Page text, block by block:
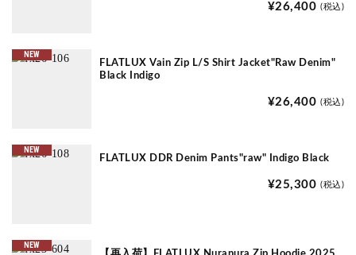
¥26,400 (税込)
NEW
FLATLUX Vain Zip L/S Shirt Jacket"Raw Denim"
Black Indigo
¥26,400 (税込)
NEW
FLATLUX DDR Denim Pants"raw" Indigo Black
¥25,300 (税込)
NEW